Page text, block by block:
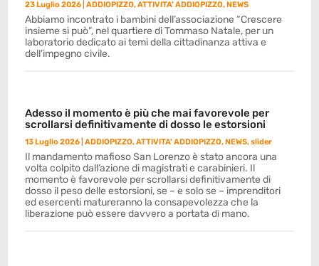
23 Luglio 2026 |ADDIOPIZZO,ATTIVITA' ADDIOPIZZO,NEWS
Abbiamo incontrato i bambini dell’associazione “Crescere
insieme si può”, nel quartiere di Tommaso Natale, per un
laboratorio dedicato ai temi della cittadinanza attiva e
dell’impegno civile.
Adesso il momento è più che mai favorevole per
scrollarsi definitivamente di dosso le estorsioni
13 Luglio 2026 |ADDIOPIZZO,ATTIVITA' ADDIOPIZZO,NEWS,slider
Il mandamento mafioso San Lorenzo è stato ancora una
volta colpito dall’azione di magistrati e carabinieri. Il
momento è favorevole per scrollarsi definitivamente di
dosso il peso delle estorsioni, se – e solo se – imprenditori
ed esercenti matureranno la consapevolezza che la
liberazione può essere davvero a portata di mano.